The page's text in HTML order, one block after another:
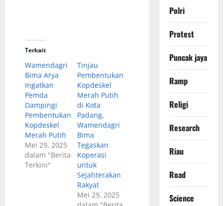
Terkait
Wamendagri
Bima Arya
Ingatkan
Pemda
Dampingi
Pembentukan
Kopdeskel
Merah Putih
Mei 29, 2025
dalam "Berita
Terkini"
Tinjau
Pembentukan
Kopdeskel
Merah Putih
di Kota
Padang,
Wamendagri
Bima
Tegaskan
Koperasi
untuk
Sejahterakan
Rakyat
Mei 29, 2025
Polri
Protest
Puncak jaya
Ramp
Religi
Research
Riau
Road
Science